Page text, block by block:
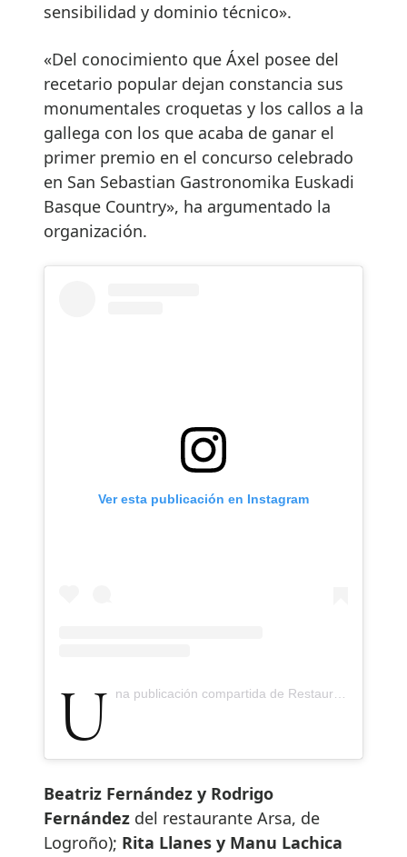
sensibilidad y dominio técnico».
«Del conocimiento que Áxel posee del
recetario popular dejan constancia sus
monumentales croquetas y los callos a la
gallega con los que acaba de ganar el
primer premio en el concurso celebrado
en San Sebastian Gastronomika Euskadi
Basque Country», ha argumentado la
organización.
Ver esta publicación en Instagram
Una publicación compartida de Restaurante Simpar (@restaurantesimpar)
Beatriz Fernández y Rodrigo
Fernández del restaurante Arsa, de
Logroño); Rita Llanes y Manu Lachica